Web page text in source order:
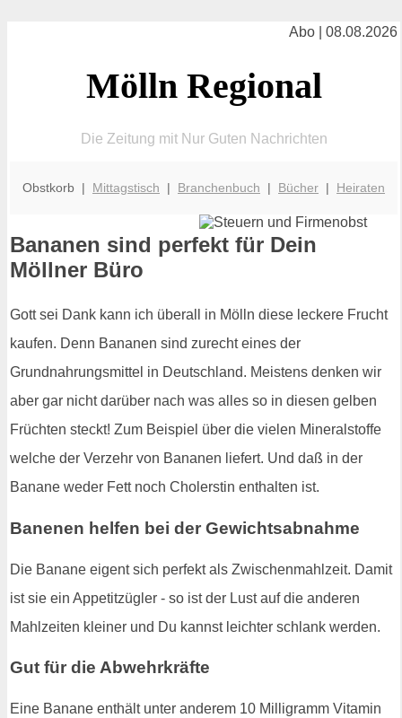
Abo | 08.08.2026
Mölln Regional
Die Zeitung mit Nur Guten Nachrichten
Obstkorb | Mittagstisch | Branchenbuch | Bücher | Heiraten
Bananen sind perfekt für Dein
Möllner Büro
Gott sei Dank kann ich überall in Mölln diese leckere Frucht
kaufen. Denn Bananen sind zurecht eines der
Grundnahrungsmittel in Deutschland. Meistens denken wir
aber gar nicht darüber nach was alles so in diesen gelben
Früchten steckt! Zum Beispiel über die vielen Mineralstoffe
welche der Verzehr von Bananen liefert. Und daß in der
Banane weder Fett noch Cholerstin enthalten ist.
Banenen helfen bei der Gewichtsabnahme
Die Banane eigent sich perfekt als Zwischenmahlzeit. Damit
ist sie ein Appetitzügler - so ist der Lust auf die anderen
Mahlzeiten kleiner und Du kannst leichter schlank werden.
Gut für die Abwehrkräfte
Eine Banane enthält unter anderem 10 Milligramm Vitamin